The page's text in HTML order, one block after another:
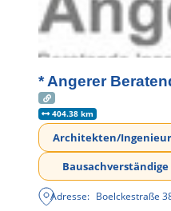
* Angerer
404.38 km
Architekten/
Bausachverständige
Adresse: Boelckestraße